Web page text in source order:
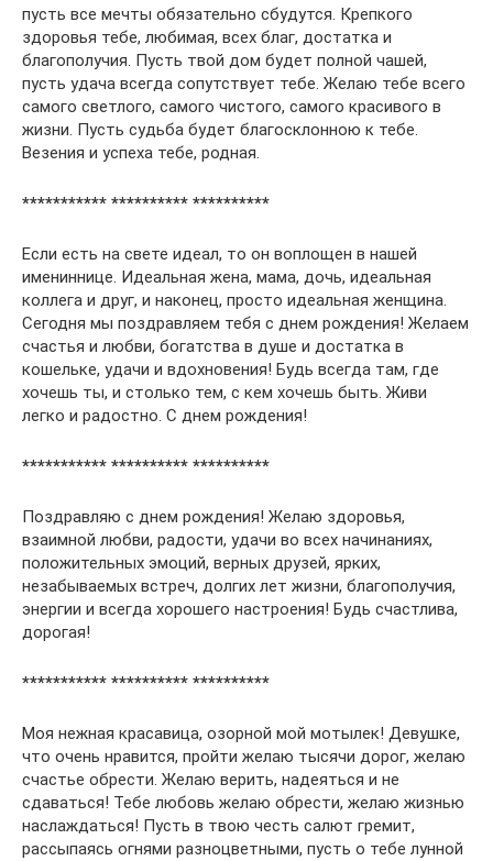
пусть все мечты обязательно сбудутся. Крепкого
здоровья тебе, любимая, всех благ, достатка и
благополучия. Пусть твой дом будет полной чашей,
пусть удача всегда сопутствует тебе. Желаю тебе всего
самого светлого, самого чистого, самого красивого в
жизни. Пусть судьба будет благосклонною к тебе.
Везения и успеха тебе, родная.
*********** ********** **********
Если есть на свете идеал, то он воплощен в нашей
имениннице. Идеальная жена, мама, дочь, идеальная
коллега и друг, и наконец, просто идеальная женщина.
Сегодня мы поздравляем тебя с днем рождения! Желаем
счастья и любви, богатства в душе и достатка в
кошельке, удачи и вдохновения! Будь всегда там, где
хочешь ты, и столько тем, с кем хочешь быть. Живи
легко и радостно. С днем рождения!
*********** ********** **********
Поздравляю с днем рождения! Желаю здоровья,
взаимной любви, радости, удачи во всех начинаниях,
положительных эмоций, верных друзей, ярких,
незабываемых встреч, долгих лет жизни, благополучия,
энергии и всегда хорошего настроения! Будь счастлива,
дорогая!
*********** ********** **********
Моя нежная красавица, озорной мой мотылек! Девушке,
что очень нравится, пройти желаю тысячи дорог, желаю
счастье обрести. Желаю верить, надеяться и не
сдаваться! Тебе любовь желаю обрести, желаю жизнью
наслаждаться! Пусть в твою честь салют гремит,
рассыпаясь огнями разноцветными, пусть о тебе лунной